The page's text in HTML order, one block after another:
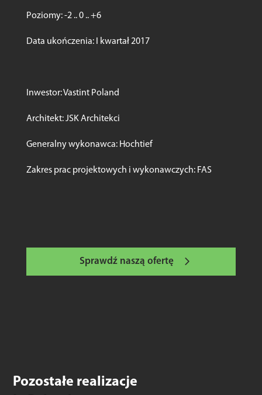
‪Poziomy: -2 .. 0 .. +6
‪Data ukończenia: I kwartał 2017
‪Inwestor: Vastint Poland
‪Architekt: JSK Architekci
‪Generalny wykonawca: Hochtief
‪Zakres prac projektowych i wykonawczych: FAS
Sprawdź naszą ofertę
Pozostałe realizacje